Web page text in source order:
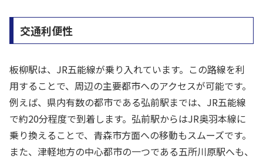
交通利便性
板柳駅は、JR五能線が乗り入れています。この路線を利
用することで、周辺の主要都市へのアクセスが可能です。
例えば、県内有数の都市である弘前駅までは、JR五能線
で約20分程度で到着します。弘前駅からはJR奥羽本線に
乗り換えることで、青森市方面への移動もスムーズです。
また、津軽地方の中心都市の一つである五所川原駅へも、